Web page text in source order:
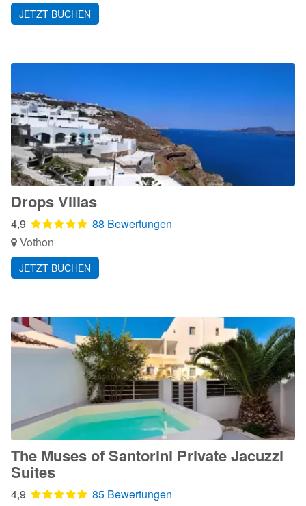
JETZT BUCHEN
Drops Villas
4,9
88 Bewertungen
Vothon
JETZT BUCHEN
The Muses of Santorini Private Jacuzzi
Suites
4,9
85 Bewertungen